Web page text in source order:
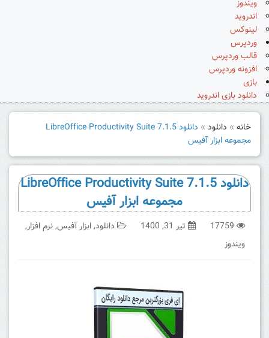
ویندوز
اندروید
لینوکس
وردپرس
قالب وردپرس
افزونه وردپرس
بازی
دانلود بازی اندروید
خانه » دانلود »
دانلود LibreOffice Productivity Suite 7.1.5
مجموعه ابزار آفیس
دانلود LibreOffice Productivity Suite 7.1.5
مجموعه ابزار آفیس
17759 تیر 31, 1400 دانلود,ابزار آفیس,نرم افزار,
ویندوز